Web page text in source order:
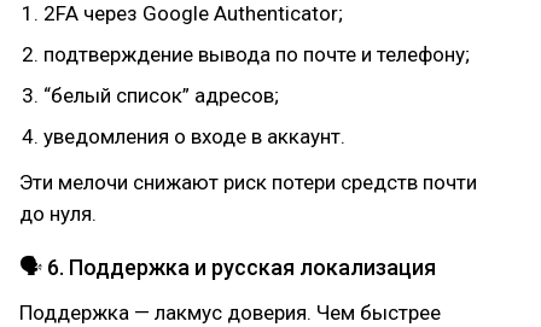
2FA через Google Authenticator;
подтверждение вывода по почте и телефону;
“белый список” адресов;
уведомления о входе в аккаунт.
Эти мелочи снижают риск потери средств почти
до нуля.
🗣 6. Поддержка и русская локализация
Поддержка — лакмус доверия. Чем быстрее